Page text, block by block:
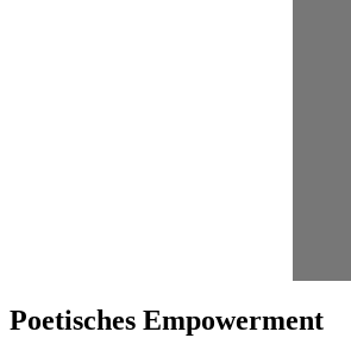
Poetisches Empowerment